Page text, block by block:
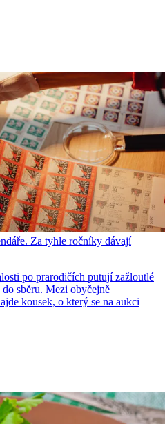
Za tyhle ročníky dávají
po prarodičích putují zažloutlé
sběru. Mezi obyčejně
kousek, o který se na aukci